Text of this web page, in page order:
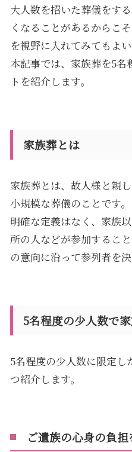
大人数を招いた葬儀をす
くなることがあるからこ
を視野に入れてみてもよい
本記事では、家族葬を5名
トを紹介します。
家族葬とは
家族葬とは、故人様と親
小規模な葬儀のことです。
明確な定義はなく、家族
所の人などが参加するこ
の意向に沿って参列者を
5名程度の少人数で
5名程度の少人数に限定
つ紹介します。
ご遺族の心身の負